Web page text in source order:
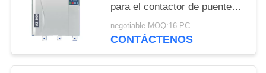
para el contactor de puente
del motor de inducción
negotiable MOQ:16 PC
CONTÁCTENOS